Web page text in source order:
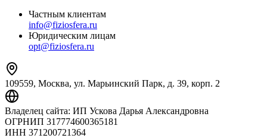
Частным клиентам
info@fiziosfera.ru
Юридическим лицам
opt@fiziosfera.ru
109559, Москва, ул. Марьинский Парк, д. 39, корп. 2
Владелец сайта: ИП Ускова Дарья Александровна
ОГРНИП 317774600365181
ИНН 371200721364